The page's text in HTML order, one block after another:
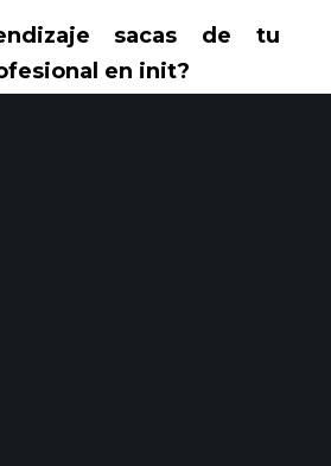
sacas de tu
en init?